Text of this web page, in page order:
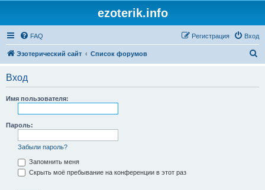
ezoterik.info
FAQ Вход
Регистрация
Эзотерический сайт Список форумов
Вход
Имя пользователя:
Пароль:
Забыли пароль?
Запомнить меня
Скрыть моё пребывание на конференции в этот раз